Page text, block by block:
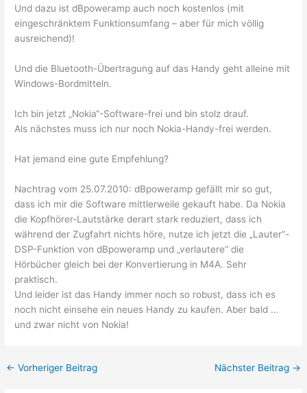
Und dazu ist dBpoweramp auch noch kostenlos (mit
eingeschränktem Funktionsumfang – aber für mich völlig
ausreichend)!
Und die Bluetooth-Übertragung auf das Handy geht alleine mit
Windows-Bordmitteln.
Ich bin jetzt „Nokia“-Software-frei und bin stolz drauf.
Als nächstes muss ich nur noch Nokia-Handy-frei werden.
Hat jemand eine gute Empfehlung?
Nachtrag vom 25.07.2010: dBpoweramp gefällt mir so gut,
dass ich mir die Software mittlerweile gekauft habe. Da Nokia
die Kopfhörer-Lautstärke derart stark reduziert, dass ich
während der Zugfahrt nichts höre, nutze ich jetzt die „Lauter“-
DSP-Funktion von dBpoweramp und „verlautere“ die
Hörbücher gleich bei der Konvertierung in M4A. Sehr
praktisch.
Und leider ist das Handy immer noch so robust, dass ich es
noch nicht einsehe ein neues Handy zu kaufen. Aber bald …
und zwar nicht von Nokia!
← Vorheriger Beitrag Nächster Beitrag →